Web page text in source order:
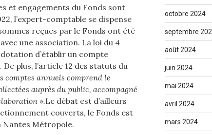
et engagements du Fonds sont
l’expert-comptable se dispense
reçues par le Fonds ont été
une association. La loi du 4
d’établir un compte
plus, l’article 12 des statuts du
comptes annuels comprend le
auprès du public, accompagné
».Le débat est d’ailleurs
couverts, le Fonds est
Nantes Métropole.
octobre 2024
septembre
août 2024
juin 2024
mai 2024
avril 2024
mars 2024